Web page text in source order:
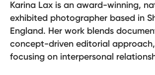
Karina Lax is an award-winning,
exhibited photographer based in
England. Her work blends
concept-driven editorial
focusing on interpersonal